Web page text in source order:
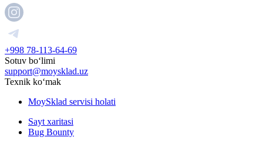
+998 78-113-64-69
Sotuv boʻlimi
support@moysklad.uz
Texnik koʻmak
MoySklad servisi holati
Sayt xaritasi
Bug Bounty